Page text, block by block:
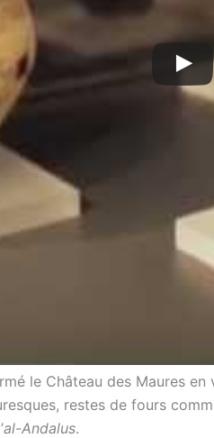
le Château des Maures
restes de fours
al-Andalus.